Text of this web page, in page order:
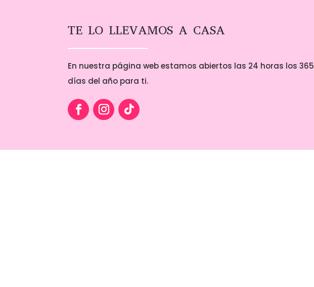
TE LO LLEVAMOS A CASA
En nuestra página web estamos abiertos las 24 horas los 365
días del año para ti.